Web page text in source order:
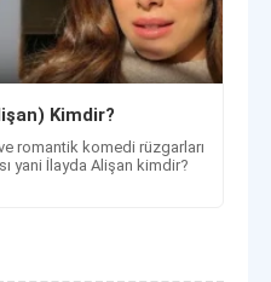
Kimdir?
romantik komedi rüzgarları
yani İlayda Alişan kimdir?